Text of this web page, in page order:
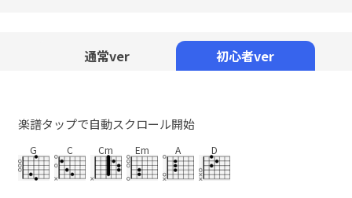
通常ver 初心者ver
楽譜タップで自動スクロール開始
G C Cm Em A D